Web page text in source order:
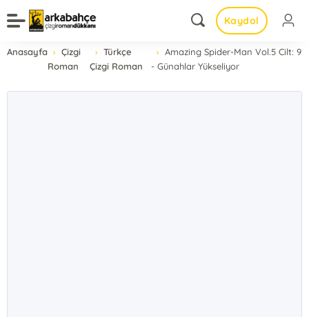
Kaydol
Anasayfa
Çizgi
Roman
Türkçe
Çizgi Roman
Amazing Spider-Man Vol.5 Cilt: 9
- Günahlar Yükseliyor